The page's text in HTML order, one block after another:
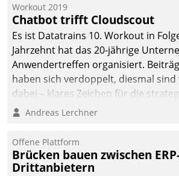
Workout 2019
Chatbot trifft Cloudscout
Es ist Datatrains 10. Workout in
Jahrzehnt hat das 20-jährige
Anwendertreffen organisiert.
haben sich verdoppelt, diesmal
dabei – klares Zeichen für die
Fokussierung auf den Kunden.
Andreas Lerchner
Offene Plattform
Brücken bauen zwischen
Drittanbietern